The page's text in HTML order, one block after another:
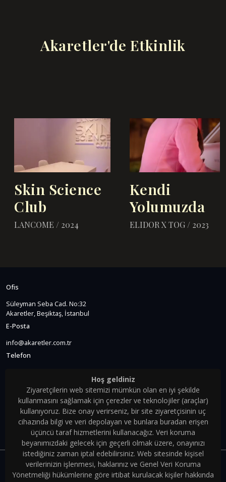
Akaretler'de Etkinlik
Skin Science
Club
LANCOME / 2024
Kendi
Yolumuzda
ELIDOR X TOG / 2023
Ofis
Süleyman Seba Cad. No:32
Akaretler, Beşiktaş, İstanbul
E-Posta
info@akaretler.com.tr
Telefon
Akaretler Sıraevler
JOTUN ile Boyanıyor.
Hoş geldiniz
Ziyaretçilerin web sitemizi mümkün olan en iyi şekilde
kullanmasını sağlamak için çerezler ve teknolojiler (araçlar)
kullanıyoruz. Bize onay verirseniz, bir site ziyaretçisinin uç
cihazında bilgi ve veri depolayan ve bunlara buradan erişen
üçüncü taraf hizmetlerini kullanacağız. Veri koruma
beyanımızdaki gelecek için geçerli olmak üzere, onayınızı
istediğiniz zaman iptal edebilirsiniz. Web sitesinde kişisel
verilerinizin işlenmesi, haklarınız ve Genel Veri Koruma
Yönetmeliği hükümlerine göre irtibat kurulacak kişiler hakkında